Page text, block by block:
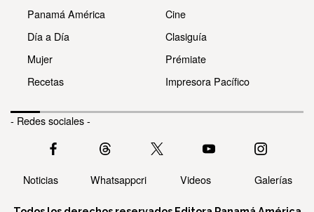
Panamá América
Día a Día
Mujer
Recetas
Cine
Clasiguía
Prémiate
Impresora Pacífico
- Redes sociales -
Noticias Whatsappcri Videos Galerías